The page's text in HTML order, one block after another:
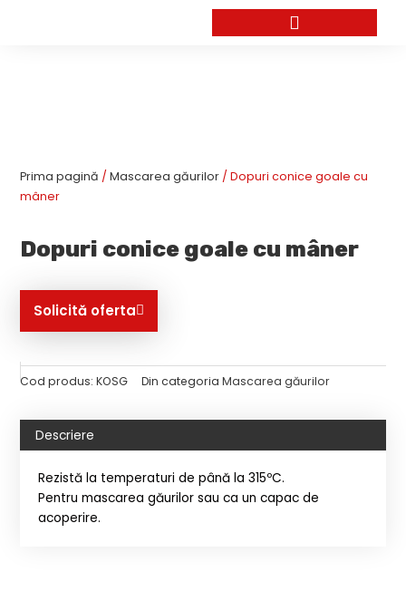
Prima pagină /Mascarea găurilor / Dopuri conice goale cu
mâner
Dopuri conice goale cu mâner
Solicită oferta
Cod produs:KOSG Din categoria Mascarea găurilor
Descriere
Rezistă la temperaturi de până la 315ºC.
Pentru mascarea găurilor sau ca un capac de
acoperire.